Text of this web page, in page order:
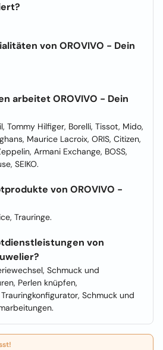
von OROVIVO - Dein
arbeitet OROVIVO - Dein
Tommy Hilfiger, Borelli, Tissot, Mido,
Maurice Lacroix, ORIS, Citizen,
Armani Exchange, BOSS,
SEIKO.
von OROVIVO -
Trauringe.
von
Schmuck und
Perlen knüpfen,
Schmuck und